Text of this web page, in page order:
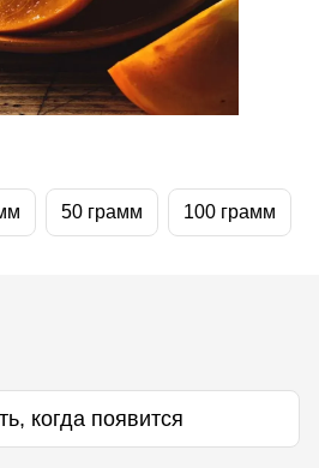
50 грамм 100 грамм
когда появится